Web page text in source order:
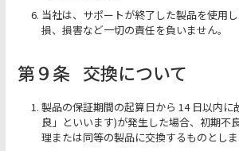
当社は、サポートが終了した製品を使用
損、損害など一切の責任を負いません。
第９条 交換について
製品の保証期間の起算日から 14 日以内に
良」といいます)が発生した場合、初期不
理または同等の製品に交換するものとしま